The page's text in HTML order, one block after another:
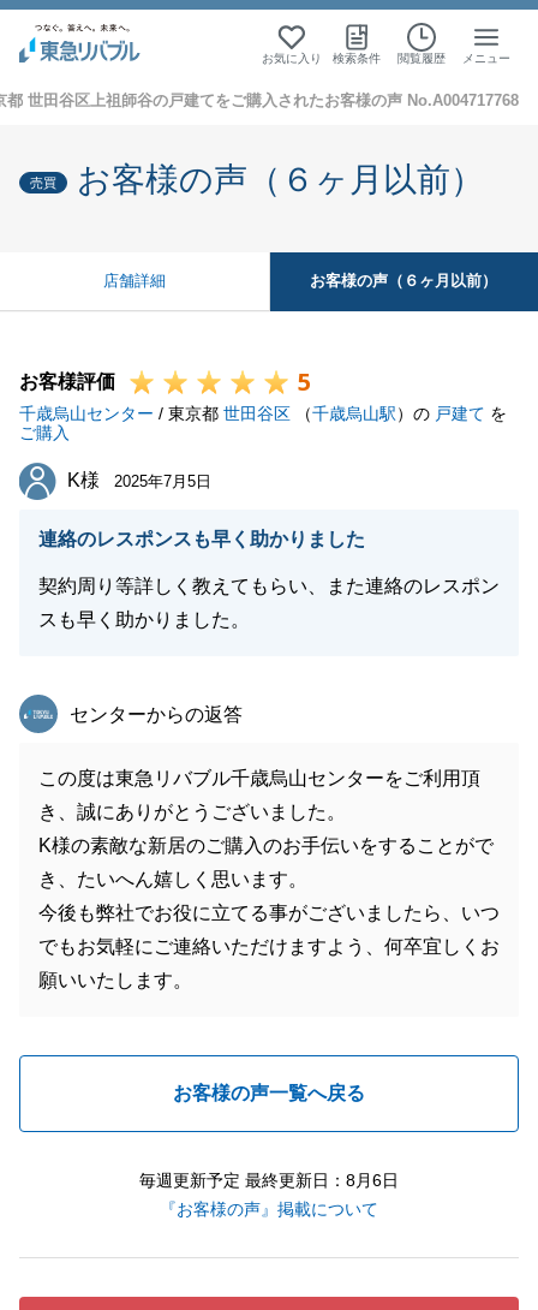
お気に入り 検索条件 閲覧履歴 メニュー
都 世田谷区上祖師谷の戸建てをご購入されたお客様の声 No.A004717768
売買 お客様の声（６ヶ月以前）
店舗詳細 お客様の声（６ヶ月以前）
お客様評価 5
千歳烏山センター / 東京都 世田谷区 （千歳烏山駅）の 戸建て を
ご購入
K様
K様 2025年7月5日
連絡のレスポンスも早く助かりました
契約周り等詳しく教えてもらい、また連絡のレスポン
スも早く助かりました。
東急リバブル
センターからの返答
この度は東急リバブル千歳烏山センターをご利用頂
き、誠にありがとうございました。
K様の素敵な新居のご購入のお手伝いをすることがで
き、たいへん嬉しく思います。
今後も弊社でお役に立てる事がございましたら、いつ
でもお気軽にご連絡いただけますよう、何卒宜しくお
願いいたします。
お客様の声一覧へ戻る
毎週更新予定 最終更新日：8月6日
『お客様の声』掲載について